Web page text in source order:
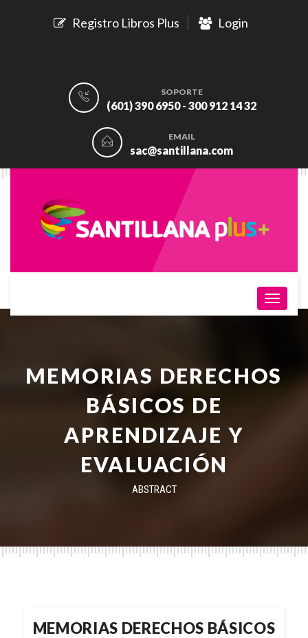
Registro Libros Plus Login
SOPORTE
(601) 390 6950 - 300 912 14 32
EMAIL
sac@santillana.com
MEMORIAS DERECHOS
BÁSICOS DE
APRENDIZAJE Y
EVALUACIÓN
ABSTRACT
MEMORIAS DERECHOS BÁSICOS